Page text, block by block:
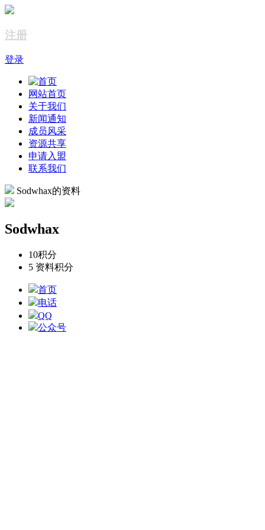
注册
登录
网站首页
关于我们
新闻通知
成员风采
资源共享
申请入盟
联系我们
Sodwhax的资料
Sodwhax
10积分
5 资料积分
首页
电话
QQ
公众号